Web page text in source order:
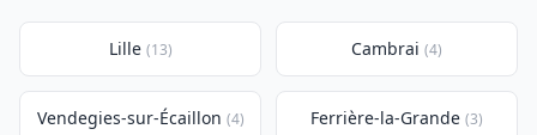
Lille (13) Cambrai (4)
Vendegies-sur-Écaillon (4) Ferrière-la-Grande (3)